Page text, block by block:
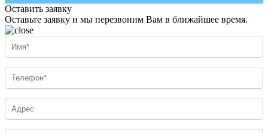
Оставить заявку
Оставьте заявку и мы перезвоним Вам в ближайшее время.